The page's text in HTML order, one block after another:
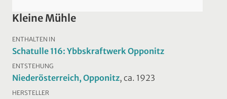
Kleine Mühle
ENTHALTEN IN
Schatulle 116: Ybbskraftwerk Opponitz
ENTSTEHUNG
Niederösterreich, Opponitz, ca. 1923
HERSTELLER